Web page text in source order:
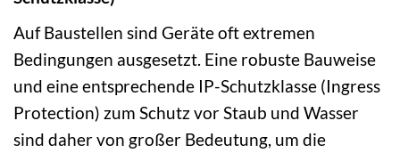
Auf Baustellen sind Geräte oft extremen
Bedingungen ausgesetzt. Eine robuste Bauweise
und eine entsprechende IP-Schutzklasse (Ingress
Protection) zum Schutz vor Staub und Wasser
sind daher von großer Bedeutung, um die